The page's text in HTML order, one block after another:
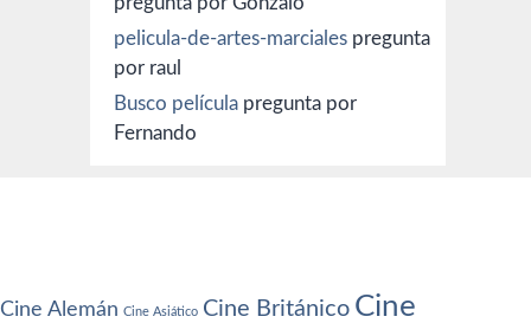
pelicula-de-artes-marciales pregunta
por raul
Busco película pregunta por
Fernando
Cine Alemán Cine Asiático Cine Británico Cine